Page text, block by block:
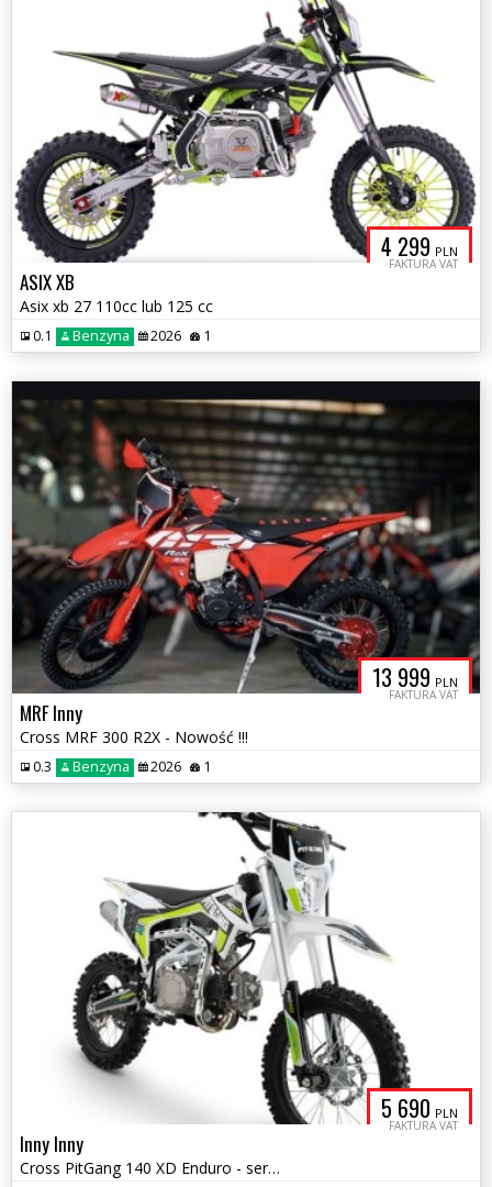
4 299 PLN
FAKTURA VAT
ASIX XB
Asix xb 27 110cc lub 125 cc
0.1 Benzyna 2026 1
13 999 PLN
FAKTURA VAT
MRF Inny
Cross MRF 300 R2X - Nowość !!!
0.3 Benzyna 2026 1
5 690 PLN
FAKTURA VAT
Inny Inny
Cross PitGang 140 XD Enduro - serwis startowy gratis !!!